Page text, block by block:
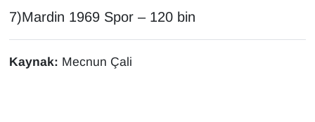
7)Mardin 1969 Spor – 120 bin
Kaynak: Mecnun Çali
Turizm
VAN'DA SPOR